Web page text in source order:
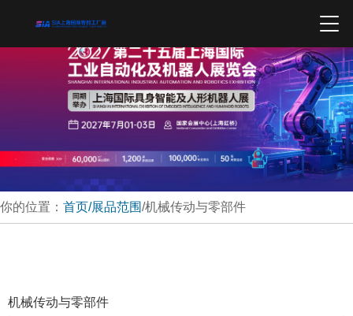
你的位置： 首页/展品范围/机械传动与零部件
机械传动与零部件